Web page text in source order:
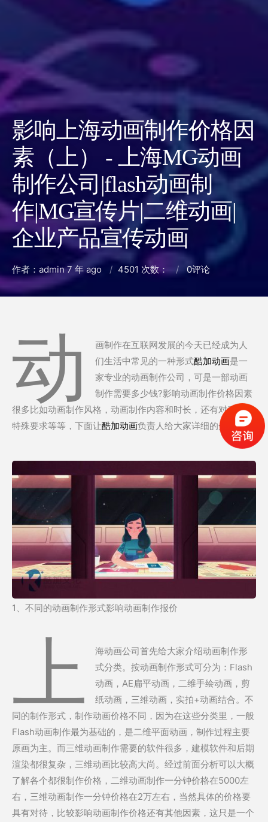
影响上海动画制作价格因
素（上） - 上海MG动画
制作公司|flash动画制
作|MG宣传片|二维动画|
企业产品宣传动画
作者：admin 7 年 ago 4501 次数： 0评论
动
画制作在互联网发展的今天已经成为人
们生活中常见的一种形式酷加动画是一
家专业的动画制作公司，可是一部动画
制作需要多少钱?影响动画制作价格因素
很多比如动画制作风格，动画制作内容和时长，还有对动画的
特殊要求等等，下面让酷加动画负责人给大家详细的介绍。
1、不同的动画制作形式影响动画制作报价
上
海动画公司首先给大家介绍动画制作形
式分类。按动画制作形式可分为：Flash
动画，AE扁平动画，二维手绘动画，剪
纸动画，三维动画，实拍+动画结合。不
同的制作形式，制作动画价格不同，因为在这些分类里，一般
Flash动画制作最为基础的，是二维平面动画，制作过程主要
原画为主。而三维动画制作需要的软件很多，建模软件和后期
渲染都很复杂，三维动画比较高大尚。经过前面分析可以大概
了解各个都很制作价格，二维动画制作一分钟价格在5000左
右，三维动画制作一分钟价格在2万左右，当然具体的价格要
具有对待，比较影响动画制作价格还有其他因素，这只是一个